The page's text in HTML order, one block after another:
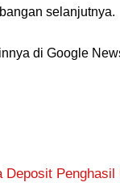
selanjutnya.
di Google
Deposit